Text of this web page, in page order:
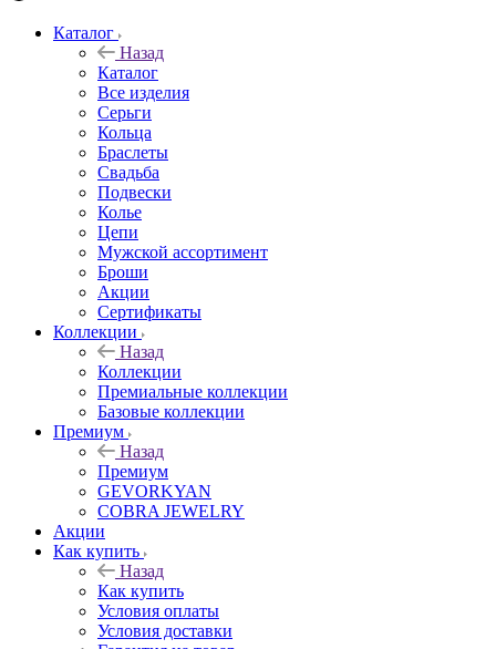
Каталог
Назад
Каталог
Все изделия
Серьги
Кольца
Браслеты
Свадьба
Подвески
Колье
Цепи
Мужской ассортимент
Броши
Акции
Сертификаты
Коллекции
Назад
Коллекции
Премиальные коллекции
Базовые коллекции
Премиум
Назад
Премиум
GEVORKYAN
COBRA JEWELRY
Акции
Как купить
Назад
Как купить
Условия оплаты
Условия доставки